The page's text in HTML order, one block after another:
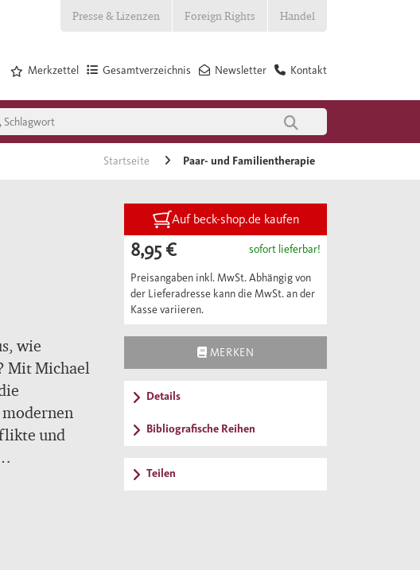
Presse & Lizenzen Foreign Rights Handel
Kontakt
Newsletter
Gesamtverzeichnis
Merkzettel
Startseite Paar- und Familientherapie
wie
Mit Michael
und
Auf beck-shop.de kaufen
8,95 € sofort lieferbar!
Preisangaben inkl. MwSt. Abhängig von
der Lieferadresse kann die MwSt. an der
Kasse variieren.
MERKEN
Details
Bibliografische Reihen
Teilen